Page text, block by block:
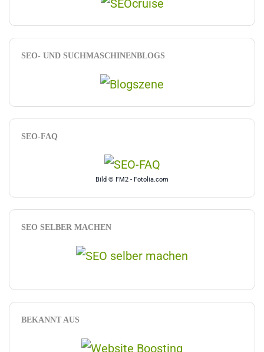
SEO- UND SUCHMASCHINENBLOGS
SEO-FAQ
Bild © FM2 - Fotolia.com
SEO SELBER MACHEN
BEKANNT AUS